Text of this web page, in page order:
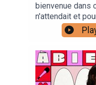
bienvenue dans
n'attendait et
:Laura Laarman
direction
animation Lou
Carrour :